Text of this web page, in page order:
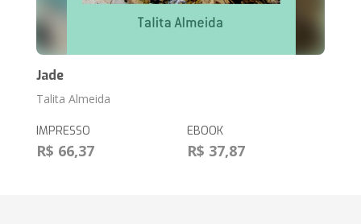
Jade
Talita Almeida
IMPRESSO
R$ 66,37
EBOOK
R$ 37,87